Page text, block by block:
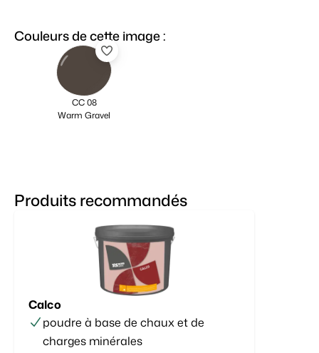
Couleurs de cette image :
CC 08
Warm Gravel
Produits recommandés
Calco
poudre à base de chaux et de
charges minérales